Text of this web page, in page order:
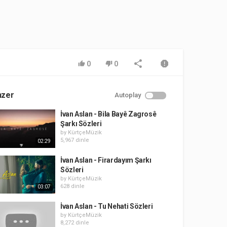
0 0
Autoplay
02:29
İvan Aslan - Bila Bayê Zagrosê
Şarkı Sözleri
by KürtçeMüzik
5,967 dinle
03:07
İvan Aslan - Firardayım Şarkı
Sözleri
by KürtçeMüzik
628 dinle
İvan Aslan - Tu Nehati Sözleri
by KürtçeMüzik
8,272 dinle